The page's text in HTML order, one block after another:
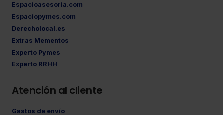
Espacioasesoria.com
Espaciopymes.com
Derecholocal.es
Extras Mementos
Experto Pymes
Experto RRHH
Atención al cliente
Gastos de envío